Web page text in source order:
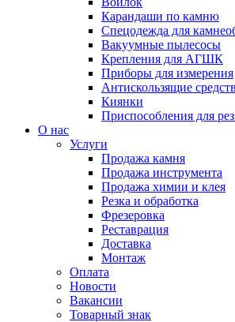
Карандаши по камню
Спецодежда для
Вакуумные пылесосы
Крепления для АГШК
Приборы для измерения
Антискользящие
Киянки
Приспособления для
О нас
Услуги
Продажа камня
Продажа инструмента
Продажа химии и клея
Резка и обработка
Фрезеровка
Реставрация
Доставка
Монтаж
Оплата
Новости
Вакансии
Товарный знак